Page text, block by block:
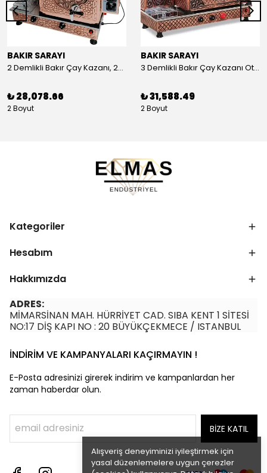
Alışveriş deneyiminizi iyileştirmek için
yasal düzenlemelere uygun çerezler
BAKIR SARAYI
2 Demlikli Bakır Çay Kazanı, 25 Litre
₺ 28,078.66
2 Boyut
BAKIR SARAYI
3 Demlikli Bakır Çay Kazanı Otomatik, 30 Litre
₺ 31,588.49
2 Boyut
Kategoriler
Hesabım
Hakkımızda
ADRES:
MİMARSİNAN MAH. HÜRRİYET CAD. SIBA KENT 1 SİTESİ
NO:17 DİŞ KAPI NO : 20 BÜYÜKÇEKMECE / ISTANBUL
İNDİRİM VE KAMPANYALARI KAÇIRMAYIN !
E-Posta adresinizi girerek indirim ve kampanlardan her
zaman haberdar olun.
BİZE KATIL